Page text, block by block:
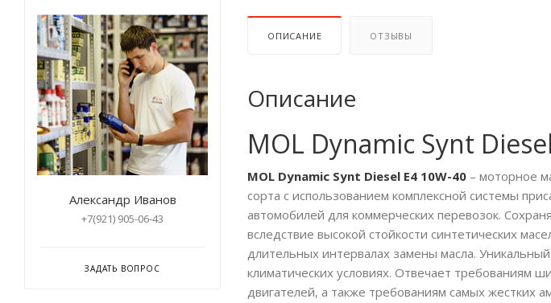
ОПИСАНИЕ ОТЗЫВЫ
Описание
MOL Dynamic Synt
MOL Dynamic Synt Diesel E4 10W-40 – моторное
сорта с использованием комплексной системы
автомобилей для коммерческих перевозок.
вследствие высокой стойкости синтетических
длительных интервалах замены масла.
климатических условиях. Отвечает требованиям
двигателей, а также требованиям самых жестких
Александр Иванов
+7(921) 905-06-43
ЗАДАТЬ ВОПРОС